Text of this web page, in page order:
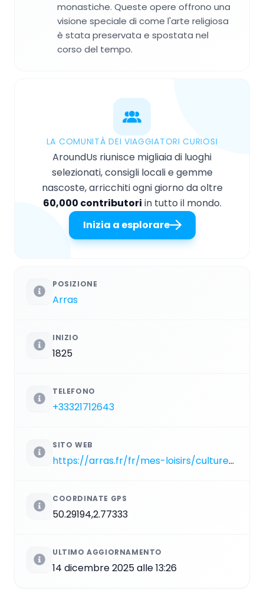
monastiche. Queste opere offrono una
visione speciale di come l'arte religiosa
è stata preservata e spostata nel
corso del tempo.
LA COMUNITÀ DEI VIAGGIATORI CURIOSI
AroundUs riunisce migliaia di luoghi
selezionati, consigli locali e gemme
nascoste, arricchiti ogni giorno da oltre
60,000 contributori in tutto il mondo.
Inizia a esplorare
POSIZIONE
Arras
INIZIO
1825
TELEFONO
+33321712643
SITO WEB
https://arras.fr/fr/mes-loisirs/culture/musee-des-beaux-arts
COORDINATE GPS
50.29194,2.77333
ULTIMO AGGIORNAMENTO
14 dicembre 2025 alle 13:26